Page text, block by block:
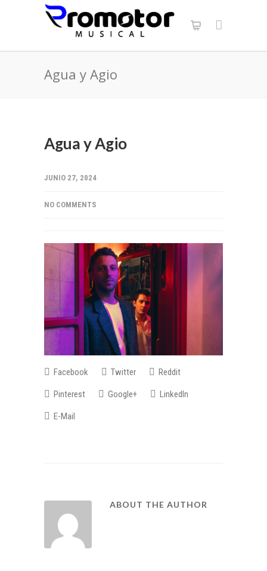
Agua y Agio
Agua y Agio
JUNIO 27, 2024
NO COMMENTS
Facebook Twitter Reddit
Pinterest Google+ LinkedIn
E-Mail
ABOUT THE AUTHOR